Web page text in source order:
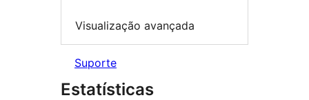
Visualização avançada
Suporte
Estatísticas